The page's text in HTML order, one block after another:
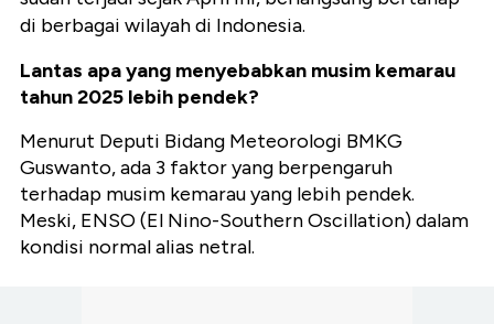
di berbagai wilayah di Indonesia.
Lantas apa yang menyebabkan musim kemarau
tahun 2025 lebih pendek?
Menurut Deputi Bidang Meteorologi BMKG
Guswanto, ada 3 faktor yang berpengaruh
terhadap musim kemarau yang lebih pendek.
Meski, ENSO (El Nino-Southern Oscillation) dalam
kondisi normal alias netral.